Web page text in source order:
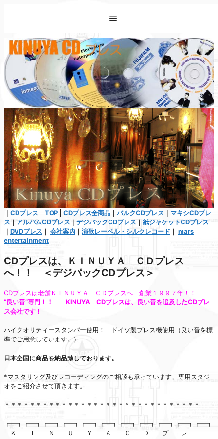
ツ
へ
ス
キ
ッ
プ
Menu
｜ CDプレス TOP CDプレス全商品 ｜ バルクCDプレス ｜ マキシCDプレ
ス ｜ アルバムCDプレス ｜ デジパックCDプレス ｜ 紙ジャケットCDプレス
｜ DVDプレス ｜ 会社案内 ｜ 演歌レーベル・シルクレコード ｜ mars
entertainment
CDプレスは、ＫＩＮＵＹＡ ＣＤプレス
へ！！ ＜デジパックCDプレス＞
CDプレスは老舗ＫＩＮＵＹＡ ＣＤプレスへ 創業１９９７年！！
”良い音”専門！！ KINUYA CDプレスは、良い音を追及したCDプレ
ス会社です！
ハイクオリティースタンパー使用！ ドイツ製プレス機使用（良い音を標
準でご用意しています。）
日本全国に商品を納品致しております。
*マスタリング及びレコーディングのご相談も承っています。専用スタジ
オをご紹介させて頂きます。
＊＊＊＊＊＊＊＊＊＊＊＊＊＊＊＊＊＊＊＊＊＊＊＊＊＊＊＊＊＊＊
┏━┓┏━┓┏━┓┏━┓┏━┓┏━┓┏━┓┏━┓┏━┓┏━┓┏━┓
Ｋ Ｉ Ｎ Ｕ Ｙ Ａ Ｃ Ｄ プ レ